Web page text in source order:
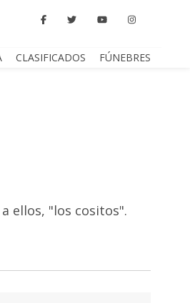
CLASIFICADOS FÚNEBRES
ellos, "los cositos".